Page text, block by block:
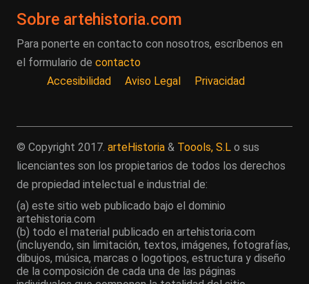
Sobre artehistoria.com
Para ponerte en contacto con nosotros, escríbenos en
el formulario de contacto
Accesibilidad
Aviso Legal Privacidad
© Copyright 2017. arteHistoria & Toools, S.L o sus
licenciantes son los propietarios de todos los derechos
de propiedad intelectual e industrial de:
(a) este sitio web publicado bajo el dominio
artehistoria.com
(b) todo el material publicado en artehistoria.com
(incluyendo, sin limitación, textos, imágenes, fotografías,
dibujos, música, marcas o logotipos, estructura y diseño
de la composición de cada una de las páginas